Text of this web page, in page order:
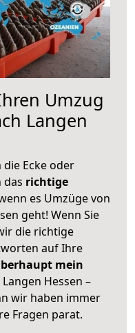
Umzug
Langen
Ecke oder
das richtige
es Umzüge von
geht! Wenn Sie
die richtige
auf Ihre
mein
Hessen –
wir haben immer
Fragen parat.